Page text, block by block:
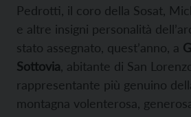
Pedrotti, il coro della Sosat,
e altre insigni personalità
stato assegnato, quest’anno, a
Sottovia , abitante di San
rappresentante più genuino
montagna volenterosa,